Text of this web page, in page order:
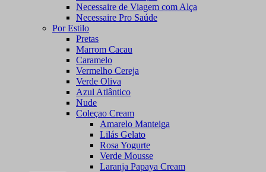
Necessaire de Viagem com Alça
Necessaire Pro Saúde
Por Estilo
Pretas
Marrom Cacau
Caramelo
Vermelho Cereja
Verde Oliva
Azul Atlântico
Nude
Coleçao Cream
Amarelo Manteiga
Lilás Gelato
Rosa Yogurte
Verde Mousse
Laranja Papaya Cream